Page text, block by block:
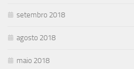
setembro 2018
agosto 2018
maio 2018